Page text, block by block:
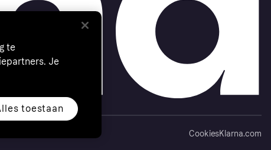
CookiesKlarna.com
te
Je
toestaan